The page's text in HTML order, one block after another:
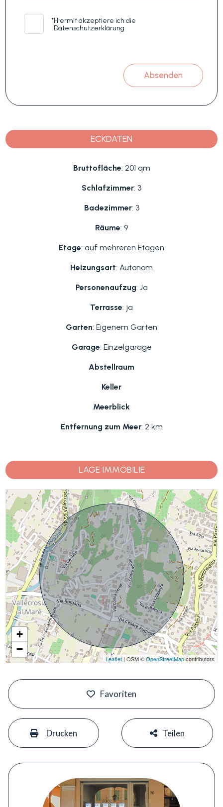
*Hiermit akzeptiere ich die
Datenschutzerklärung
Absenden
ECKDATEN
Bruttofläche: 201 qm
Schlafzimmer: 3
Badezimmer: 3
Räume: 9
Etage: auf mehreren Etagen
Heizungsart: Autonom
Personenaufzug: Ja
Terrasse: ja
Garten: Eigenem Garten
Garage: Einzelgarage
Abstellraum
Keller
Meerblick
Entfernung zum Meer: 2 km
LAGE IMMOBILIE
+
−
Leaflet| OSM ©OpenStreetMapcontributors
Favoriten
Drucken Teilen